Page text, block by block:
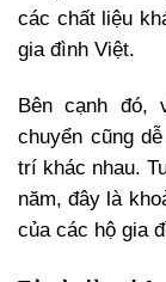
các chất liệu
gia đình Việt.
Bên cạnh đó,
chuyển cũng
trí khác nhau.
năm, đây là
của các hộ gia